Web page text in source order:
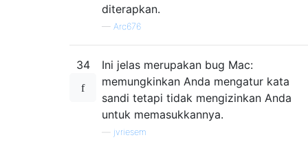
diterapkan.
— Arc676
34
Ini jelas merupakan bug Mac:
memungkinkan Anda mengatur kata
sandi tetapi tidak mengizinkan Anda
untuk memasukkannya.
jvriesem